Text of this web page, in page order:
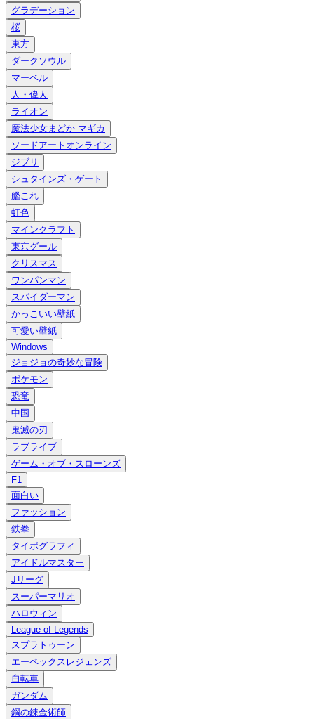
グラデーション
桜
東方
ダークソウル
マーベル
人・偉人
ライオン
魔法少女まどか マギカ
ソードアートオンライン
ジブリ
シュタインズ・ゲート
艦これ
虹色
マインクラフト
東京グール
クリスマス
ワンパンマン
スパイダーマン
かっこいい壁紙
可愛い壁紙
Windows
ジョジョの奇妙な冒険
ポケモン
恐竜
中国
鬼滅の刃
ラブライブ
ゲーム・オブ・スローンズ
F1
面白い
ファッション
鉄拳
タイポグラフィ
アイドルマスター
Jリーグ
スーパーマリオ
ハロウィン
League of Legends
スプラトゥーン
エーペックスレジェンズ
自転車
ガンダム
鋼の錬金術師